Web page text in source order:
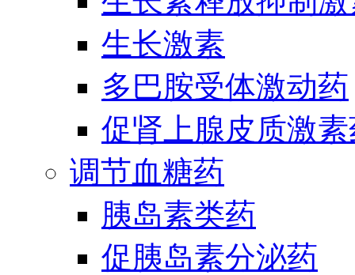
生长激素
多巴胺受体激动药
促肾上腺皮质激
调节血糖药
胰岛素类药
促胰岛素分泌药